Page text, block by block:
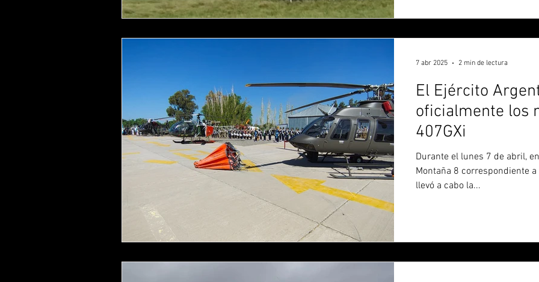
GBUB y C-FJVR y
El Ejército
oficialmente los
407GXi
Durante el lunes 7 de abril,
Montaña 8 correspondiente
llevó a cabo la...
7 abr 2025 2 min de lectura